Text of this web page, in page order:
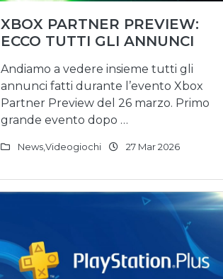
XBOX PARTNER PREVIEW:
ECCO TUTTI GLI ANNUNCI
Andiamo a vedere insieme tutti gli
annunci fatti durante l’evento Xbox
Partner Preview del 26 marzo. Primo
grande evento dopo …
NewsVideogiochi 27 Mar 2026